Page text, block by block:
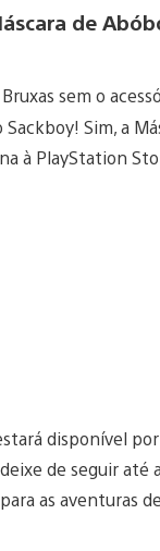
de
sem o
Sim, a
à PlayStation
disponível
de seguir até
as aventuras